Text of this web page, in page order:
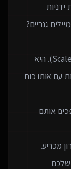
גנריים?
אוטומציה עסקית היא המפתח לסקייל (Scale). היא
10 יותר לקוחות עם אותו כוח
אותם
מכריע.
שלכם